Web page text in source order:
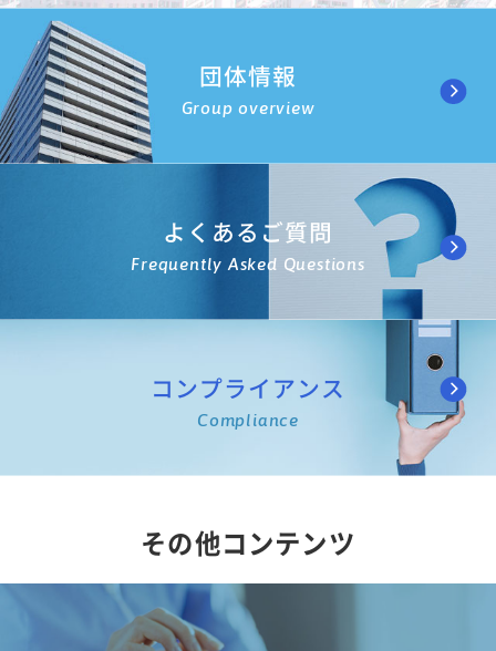
団体情報
Group overview
よくあるご質問
Frequently Asked Questions
コンプライアンス
Compliance
その他コンテンツ